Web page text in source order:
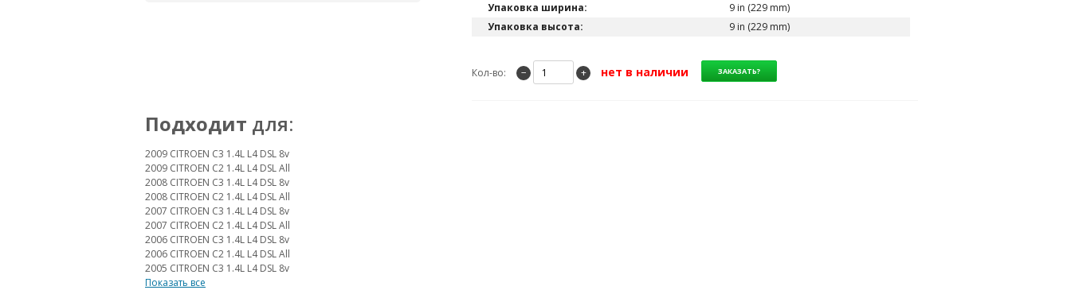
Упаковка ширина:
9 in (229 mm)
Упаковка высота:
9 in (229 mm)
Кол-во: − + нет в наличии
Подходит для:
2009 CITROEN C3 1.4L L4 DSL 8v
2009 CITROEN C2 1.4L L4 DSL All
2008 CITROEN C3 1.4L L4 DSL 8v
2008 CITROEN C2 1.4L L4 DSL All
2007 CITROEN C3 1.4L L4 DSL 8v
2007 CITROEN C2 1.4L L4 DSL All
2006 CITROEN C3 1.4L L4 DSL 8v
2006 CITROEN C2 1.4L L4 DSL All
2005 CITROEN C3 1.4L L4 DSL 8v
Показать все